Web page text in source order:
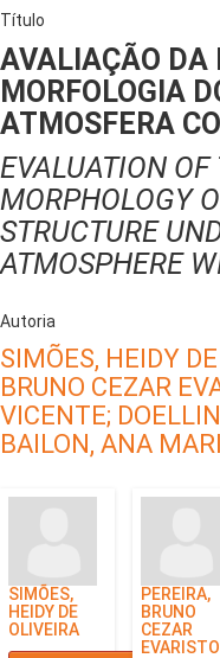
Título
AVALIAÇÃO DA
MORFOLOGIA
ATMOSFERA
EVALUATION
MORPHOLOGY
STRUCTURE
ATMOSPHERE
Autoria
SIMÕES, HEIDY
BRUNO CEZAR
VICENTE;
BAILON, ANA
SIMÕES,
HEIDY DE
OLIVEIRA
PEREIRA,
BRUNO
CEZAR
EVARISTO